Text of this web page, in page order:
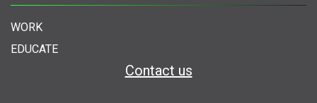
WORK
EDUCATE
Contact us